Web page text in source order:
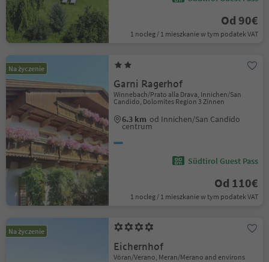
Od 90€
1 nocleg / 1 mieszkanie w tym podatek VAT
Na życzenie
Garni Ragerhof
Winnebach/Prato alla Drava, Innichen/San
Candido, Dolomites Region 3 Zinnen
6.3 km od Innichen/San Candido
centrum
Südtirol Guest Pass
Od 110€
1 nocleg / 1 mieszkanie w tym podatek VAT
Na życzenie
Eichernhof
Vöran/Verano, Meran/Merano and environs